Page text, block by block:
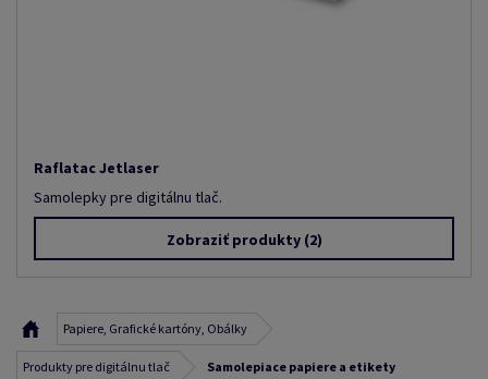
Raflatac Jetlaser
Samolepky pre digitálnu tlač.
Zobraziť produkty(2)
Papiere, Grafické kartóny, Obálky
Produkty pre digitálnu tlač Samolepiace papiere a etikety